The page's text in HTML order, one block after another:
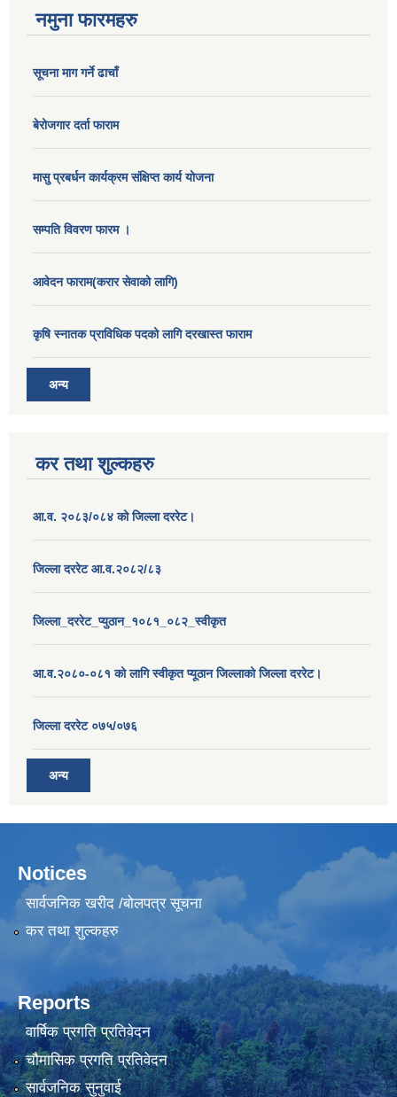
नमुना फारमहरु
सूचना माग गर्ने ढाचाँ
बेरोजगार दर्ता फाराम
मासु प्रबर्धन कार्यक्रम संक्षिप्त कार्य योजना
सम्पति विवरण फारम ।
आवेदन फाराम(करार सेवाको लागि)
कृषि स्नातक प्राविधिक पदको लागि दरखास्त फाराम
अन्य
कर तथा शुल्कहरु
आ.व. २०८३/०८४ को जिल्ला दररेट।
जिल्ला दररेट आ.व.२०८२/८३
जिल्ला_दररेट_प्युठान_१०८१_०८२_स्वीकृत
आ.व.२०८०-०८१ को लागि स्वीकृत प्यूठान जिल्लाको जिल्ला दररेट।
जिल्ला दररेट ०७५/०७६
अन्य
Notices
सार्वजनिक खरीद /बोलपत्र सूचना
कर तथा शुल्कहरु
Reports
वार्षिक प्रगति प्रतिवेदन
चौमासिक प्रगति प्रतिवेदन
सार्वजनिक सुनुवाई